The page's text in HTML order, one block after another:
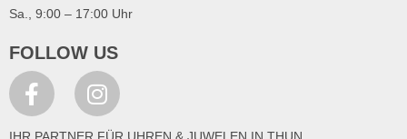
Sa., 9:00 – 17:00 Uhr
FOLLOW US